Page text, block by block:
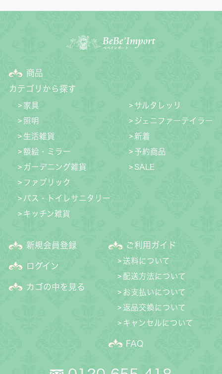
商品
カテゴリから探す
家具
照明
生活雑貨
額絵・ミラー
ガーデニング雑貨
ファブリック
バス・トイレサニタリー
キッチン雑貨
サルタレッリ
ジェニファーテイラー
新着
予約商品
SALE
新規会員登録
ログイン
カゴの中を見る
ご利用ガイド
送料について
配送方法について
お支払いについて
返品交換について
キャンセルについて
FAQ